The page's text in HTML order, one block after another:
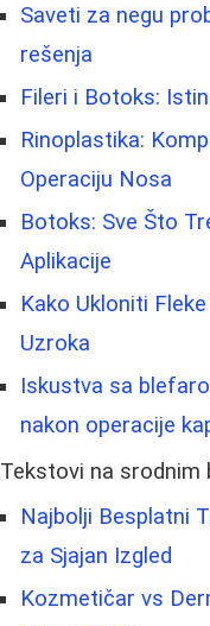
Saveti za negu
rešenja
Fileri i Botoks:
Rinoplastika:
Operaciju Nosa
Botoks: Sve Što
Aplikacije
Kako Ukloniti
Uzroka
Iskustva sa
nakon operacije
Tekstovi na srodnim
Najbolji Besplatni
za Sjajan Izgled
Kozmetičar vs